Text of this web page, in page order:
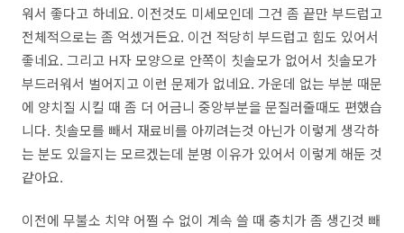
워서 좋다고 하네요. 이전것도 미세모인데 그건 좀 끝만 부드럽고
전체적으로는 좀 억셌거든요. 이건 적당히 부드럽고 힘도 있어서
좋네요. 그리고 H자 모양으로 안쪽이 칫솔모가 없어서 칫솔모가
부드러워서 벌어지고 이런 문제가 없네요. 가운데 없는 부분 때문
에 양치질 시킬 때 좀 더 어금니 중앙부분을 문질러줄때도 편했습
니다. 칫솔모를 빼서 재료비를 아끼려는것 아닌가 이렇게 생각하
는 분도 있을지는 모르겠는데 분명 이유가 있어서 이렇게 해둔 것
같아요.
이전에 무불소 치약 어쩔 수 없이 계속 쓸 때 충치가 좀 생긴것 빼